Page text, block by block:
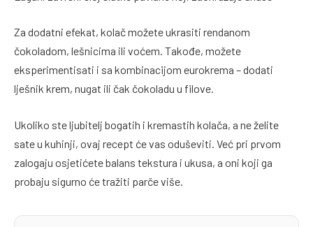
Za dodatni efekat, kolač možete ukrasiti rendanom
čokoladom, lešnicima ili voćem. Takođe, možete
eksperimentisati i sa kombinacijom eurokrema – dodati
lješnik krem, nugat ili čak čokoladu u filove.
Ukoliko ste ljubitelj bogatih i kremastih kolača, a ne želite
sate u kuhinji, ovaj recept će vas oduševiti. Već pri prvom
zalogaju osjetićete balans tekstura i ukusa, a oni koji ga
probaju sigurno će tražiti parče više.